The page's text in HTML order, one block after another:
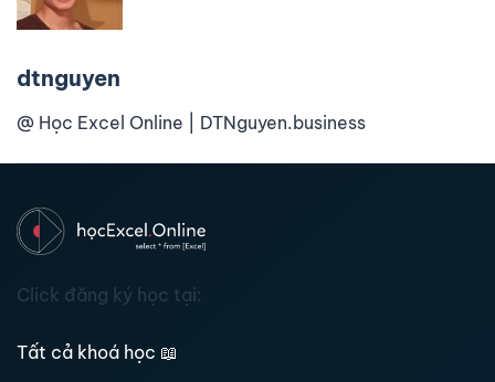
dtnguyen
@ Học Excel Online | DTNguyen.business
Click đăng ký học tại:
Tất cả khoá học 📖